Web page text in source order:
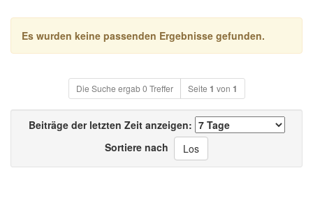
Es wurden keine passenden Ergebnisse gefunden.
Die Suche ergab 0 Treffer Seite 1 von 1
Beiträge der letzten Zeit anzeigen:
Sortiere nach